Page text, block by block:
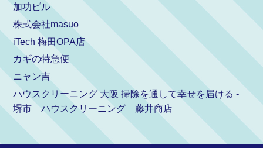
加功ビル
株式会社masuo
iTech 梅田OPA店
カギの特急便
ニャン吉
ハウスクリーニング 大阪 掃除を通して幸せを届ける -
堺市 ハウスクリーニング 藤井商店